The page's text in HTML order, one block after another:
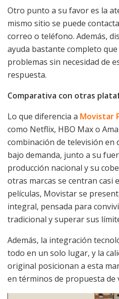
Otro punto a su favor es la
mismo sitio se puede
correo o teléfono. Además,
ayuda bastante completo
problemas sin necesidad de
respuesta.
Comparativa con otras
Lo que diferencia a Movistar
como Netflix, HBO Max o
combinación de televisión en
bajo demanda, junto a su
producción nacional y su
otras marcas se centran casi
películas, Movistar se
integral, pensada para
tradicional y superar sus
Además, la integración
todo en un solo lugar, y la
original posicionan a esta
en términos de propuesta de